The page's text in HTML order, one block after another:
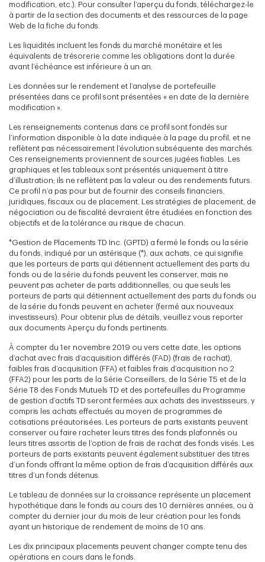
modification, etc.). Pour consulter l’aperçu du fonds, téléchargez-le
à partir de la section des documents et des ressources de la page
Web de la fiche du fonds.
Les liquidités incluent les fonds du marché monétaire et les
équivalents de trésorerie comme les obligations dont la durée
avant l’échéance est inférieure à un an.
Les données sur le rendement et l’analyse de portefeuille
présentées dans ce profil sont présentées « en date de la dernière
modification ».
Les renseignements contenus dans ce profil sont fondés sur
l’information disponible à la date indiquée à la page du profil, et ne
reflètent pas nécessairement l’évolution subséquente des marchés.
Ces renseignements proviennent de sources jugées fiables. Les
graphiques et les tableaux sont présentés uniquement à titre
d’illustration; ils ne reflètent pas la valeur ou des rendements futurs.
Ce profil n’a pas pour but de fournir des conseils financiers,
juridiques, fiscaux ou de placement. Les stratégies de placement, de
négociation ou de fiscalité devraient être étudiées en fonction des
objectifs et de la tolérance au risque de chacun.
*Gestion de Placements TD Inc. (GPTD) a fermé le fonds ou la série
du fonds, indiqué par un astérisque (*), aux achats, ce qui signifie
que les porteurs de parts qui détiennent actuellement des parts du
fonds ou de la série du fonds peuvent les conserver, mais ne
peuvent pas acheter de parts additionnelles, ou que seuls les
porteurs de parts qui détiennent actuellement des parts du fonds ou
de la série du fonds peuvent en acheter (fermé aux nouveaux
investisseurs). Pour obtenir plus de détails, veuillez vous reporter
aux documents Aperçu du fonds pertinents.
À compter du 1er novembre 2019 ou vers cette date, les options
d’achat avec frais d’acquisition différés (FAD) (frais de rachat),
faibles frais d’acquisition (FFA) et faibles frais d’acquisition no 2
(FFA2) pour les parts de la Série Conseillers, de la Série T5 et de la
Série T8 des Fonds Mutuels TD et des portefeuilles du Programme
de gestion d’actifs TD seront fermées aux achats des investisseurs, y
compris les achats effectués au moyen de programmes de
cotisations préautorisées. Les porteurs de parts existants peuvent
conserver ou faire racheter leurs titres des fonds plafonnés ou
leurs titres assortis de l’option de frais de rachat des fonds visés. Les
porteurs de parts existants peuvent également substituer des titres
d’un fonds offrant la même option de frais d’acquisition différés aux
titres d’un fonds détenus.
Le tableau de données sur la croissance représente un placement
hypothétique dans le fonds au cours des 10 dernières années, ou à
compter du dernier jour du mois de leur création pour les fonds
ayant un historique de rendement de moins de 10 ans.
Les dix principaux placements peuvent changer compte tenu des
opérations en cours dans le fonds.